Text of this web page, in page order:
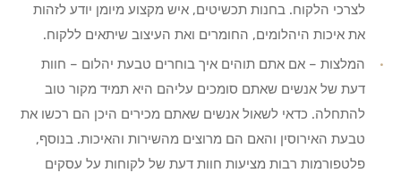
לצרכי הלקוח. בחנות תכשיטים, איש מקצוע מיומן יודע לזהות
את איכות היהלומים, החומרים ואת העיצוב שיתאים ללקוח.
המלצות – אם אתם תוהים איך בוחרים טבעת יהלום – חוות
דעת של אנשים שאתם סומכים עליהם היא תמיד מקור טוב
להתחלה. כדאי לשאול אנשים שאתם מכירים היכן הם רכשו את
טבעת האירוסין והאם הם מרוצים מהשירות והאיכות. בנוסף,
פלטפורמות רבות מציעות חוות דעת של לקוחות על עסקים